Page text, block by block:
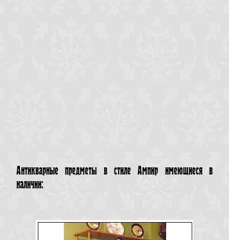
Антикварные предметы в стиле Ампир имеющиеся в
наличии: